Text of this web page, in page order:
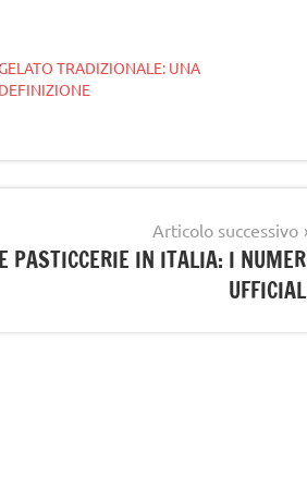
TRADIZIONALE: UNA
DEFINIZIONE
Articolo successivo
PASTICCERIE IN ITALIA: I